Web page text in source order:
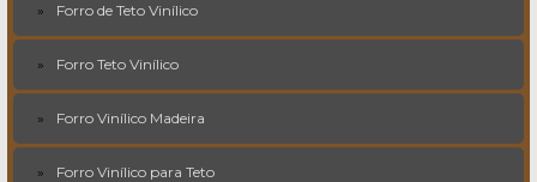
Forro de Teto Vinílico
Forro Teto Vinílico
Forro Vinílico Madeira
Forro Vinílico para Teto